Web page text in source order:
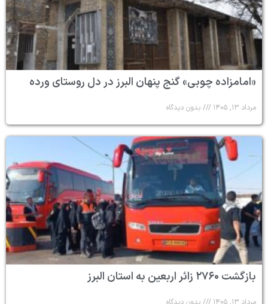
«امامزاده چوبی» گنج پنهان البرز در دل روستای ورده
مرداد ۱۳, ۱۴۰۵ بدون دیدگاه
بازگشت ۲۷۶۰ زائر اربعین به استان البرز